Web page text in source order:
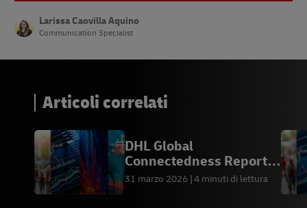
Larissa Caovilla Aquino
Communication Specialist
Articoli correlati
DHL Global
Connectedness Report
2026
31 marzo 2026 4 minuti di lettura